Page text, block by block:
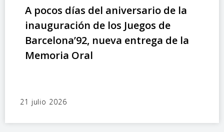
A pocos días del aniversario de la
inauguración de los Juegos de
Barcelona’92, nueva entrega de la
Memoria Oral
21 julio 2026